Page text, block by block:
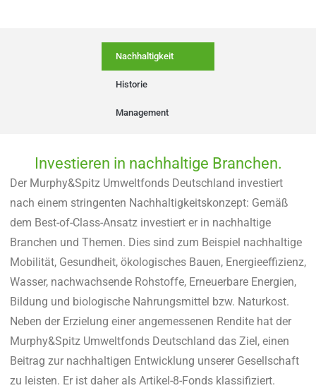
Nachhaltigkeit
Historie
Management
Investieren in nachhaltige Branchen.
Der Murphy&Spitz Umweltfonds Deutschland investiert
nach einem stringenten Nachhaltigkeitskonzept: Gemäß
dem Best-of-Class-Ansatz investiert er in nachhaltige
Branchen und Themen. Dies sind zum Beispiel nachhaltige
Mobilität, Gesundheit, ökologisches Bauen, Energieeffizienz,
Wasser, nachwachsende Rohstoffe, Erneuerbare Energien,
Bildung und biologische Nahrungsmittel bzw. Naturkost.
Neben der Erzielung einer angemessenen Rendite hat der
Murphy&Spitz Umweltfonds Deutschland das Ziel, einen
Beitrag zur nachhaltigen Entwicklung unserer Gesellschaft
zu leisten. Er ist daher als Artikel-8-Fonds klassifiziert.